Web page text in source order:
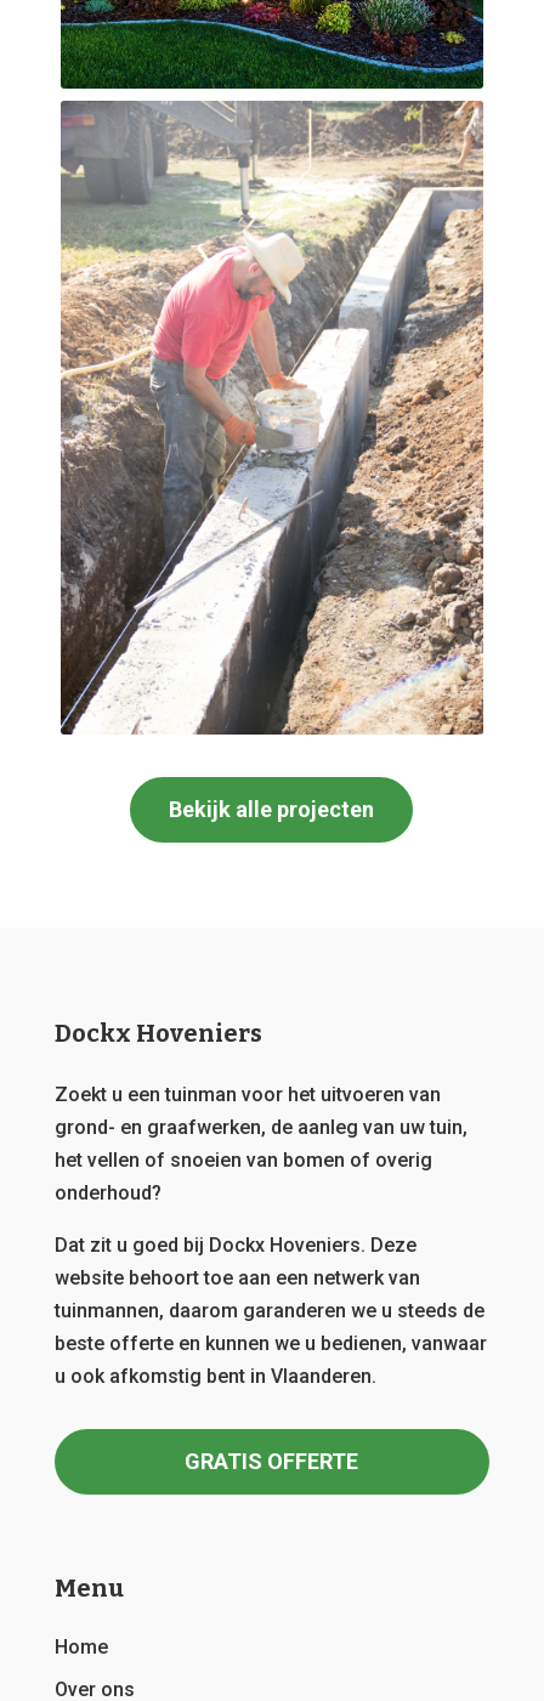
Bekijk alle projecten
Dockx Hoveniers
Zoekt u een tuinman voor het uitvoeren van
grond- en graafwerken, de aanleg van uw tuin,
het vellen of snoeien van bomen of overig
onderhoud?
Dat zit u goed bij Dockx Hoveniers. Deze
website behoort toe aan een netwerk van
tuinmannen, daarom garanderen we u steeds de
beste offerte en kunnen we u bedienen, vanwaar
u ook afkomstig bent in Vlaanderen.
GRATIS OFFERTE
Menu
Home
Over ons